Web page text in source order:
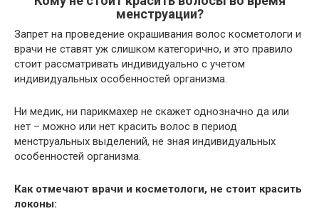
менструации?
Запрет на проведение окрашивания волос косметологи и
врачи не ставят уж слишком категорично, и это правило
стоит рассматривать индивидуально с учетом
индивидуальных особенностей организма.
Ни медик, ни парикмахер не скажет однозначно да или
нет – можно или нет красить волос в период
менструальных выделений, не зная индивидуальных
особенностей организма.
Как отмечают врачи и косметологи, не стоит красить
локоны: